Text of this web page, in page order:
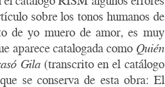
sobre los tonos humanos de
de yo muero de amor, es muy
aparece catalogada como Quién
Gila(transcrito en el catálogo
se conserva de esta obra: El